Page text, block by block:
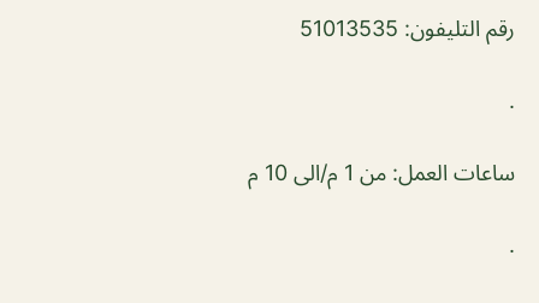
رقم التليفون: 51013535
.
ساعات العمل: من 1 م/الى 10 م
.